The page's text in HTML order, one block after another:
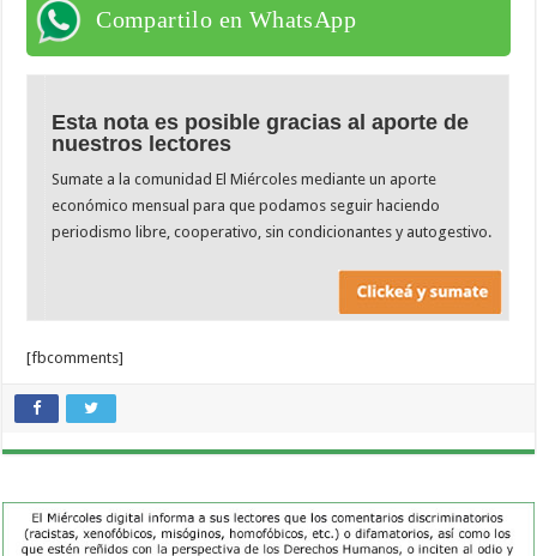
Compartilo en WhatsApp
Esta nota es posible gracias al aporte de
nuestros lectores
Sumate a la comunidad El Miércoles mediante un aporte
económico mensual para que podamos seguir haciendo
periodismo libre, cooperativo, sin condicionantes y autogestivo.
[fbcomments]